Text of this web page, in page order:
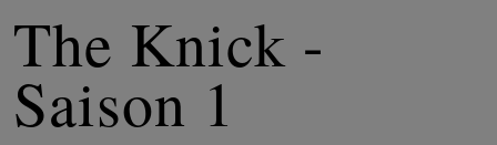
The Knick -
Saison 1